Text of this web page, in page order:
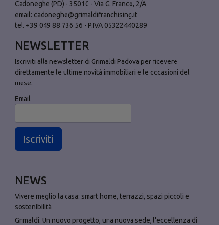
Cadoneghe (PD) - 35010 - Via G. Franco, 2/A
email: cadoneghe@grimaldifranchising.it
tel. +39 049 88 736 56 - P.IVA 05322440289
NEWSLETTER
Iscriviti alla newsletter di Grimaldi Padova per ricevere
direttamente le ultime novità immobiliari e le occasioni del
mese.
Email
Iscriviti
NEWS
Vivere meglio la casa: smart home, terrazzi, spazi piccoli e
sostenibilità
Grimaldi. Un nuovo progetto, una nuova sede, l'eccellenza di